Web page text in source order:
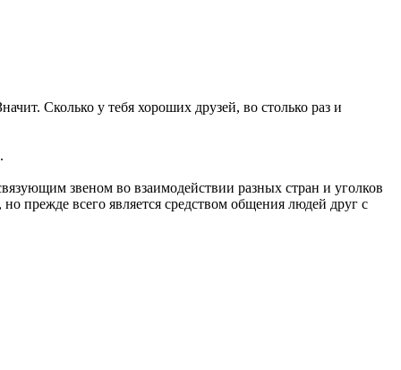
Сколько у тебя хороших друзей, во столько раз и
звеном во взаимодействии разных стран и уголков
прежде всего является средством общения людей друг с